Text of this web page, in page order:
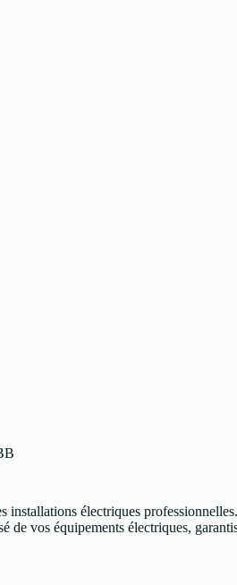
électriques
de vos équipements électriques,